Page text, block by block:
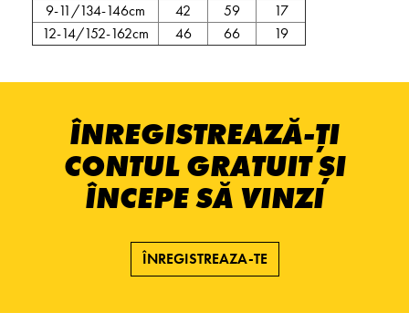
9-11/134-146cm
42 59
17
12-14/152-162cm
46 66 19
ÎNREGISTREAZĂ-ȚI
CONTUL GRATUIT ȘI
ÎNCEPE SĂ VINZI
ÎNREGISTREAZA-TE